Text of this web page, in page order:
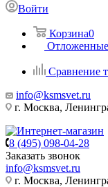
Войти
Корзина0
Отложенные
Сравнение
info@ksmsvet.ru
г. Москва,
8 (495) 098-04-28
Заказать звонок
info@ksmsvet.ru
г. Москва,